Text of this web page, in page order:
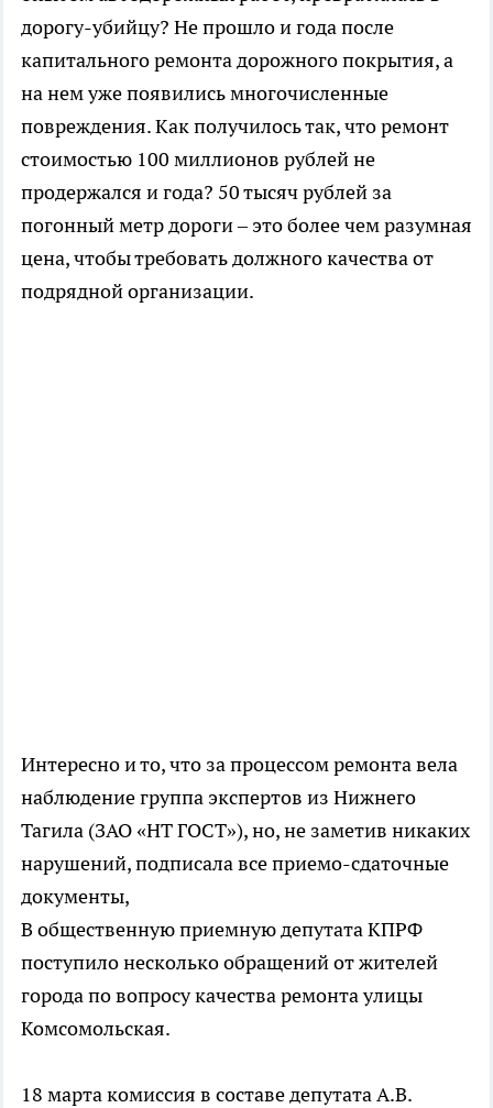
дорогу-убийцу? Не прошло и года после
капитального ремонта дорожного покрытия, а
на нем уже появились многочисленные
повреждения. Как получилось так, что ремонт
стоимостью 100 миллионов рублей не
продержался и года? 50 тысяч рублей за
погонный метр дороги – это более чем разумная
цена, чтобы требовать должного качества от
подрядной организации.
Интересно и то, что за процессом ремонта вела
наблюдение группа экспертов из Нижнего
Тагила (ЗАО «НТ ГОСТ»), но, не заметив никаких
нарушений, подписала все приемо-сдаточные
документы,
В общественную приемную депутата КПРФ
поступило несколько обращений от жителей
города по вопросу качества ремонта улицы
Комсомольская.
18 марта комиссия в составе депутата А.В.